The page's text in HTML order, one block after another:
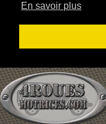
En savoir plus